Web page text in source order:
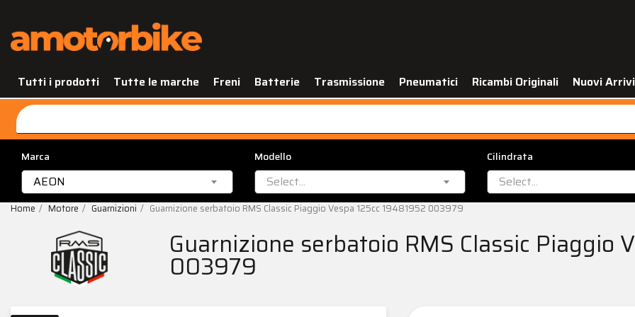
Tutti i prodotti Tutte le marche Freni Batterie Trasmissione Pneumatici Ricambi Originali Nuovi Arrivi
Marca
AEON
Modello
Select...
Cilindrata
Select...
Home Motore Guarnizioni Guarnizione serbatoio RMS Classic Piaggio Vespa 125cc 19481952 003979
Guarnizione serbatoio RMS Classic Piaggio
003979